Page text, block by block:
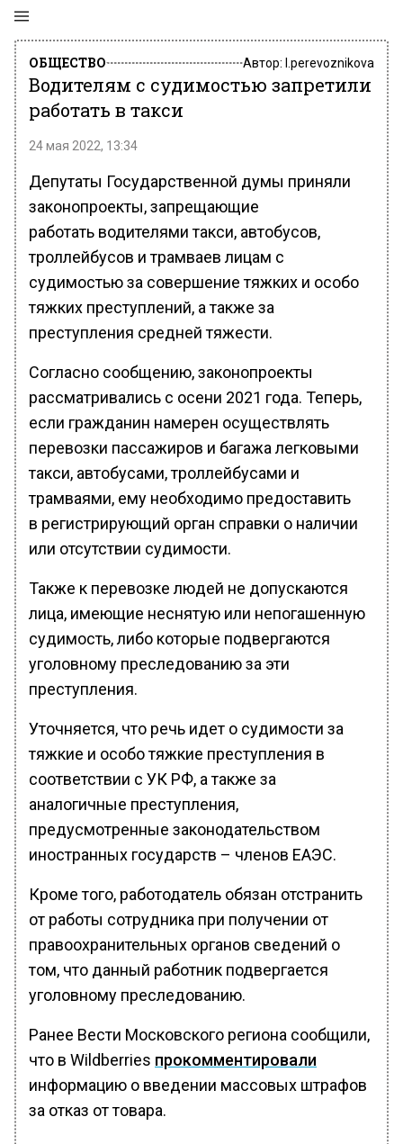
ОБЩЕСТВО Автор: l.perevoznikova
Водителям с судимостью запретили
работать в такси
24 мая 2022, 13:34
Депутаты Государственной думы приняли
законопроекты, запрещающие
работать водителями такси, автобусов,
троллейбусов и трамваев лицам с
судимостью за совершение тяжких и особо
тяжких преступлений, а также за
преступления средней тяжести.
Согласно сообщению, законопроекты
рассматривались с осени 2021 года. Теперь,
если гражданин намерен осуществлять
перевозки пассажиров и багажа легковыми
такси, автобусами, троллейбусами и
трамваями, ему необходимо предоставить
в регистрирующий орган справки о наличии
или отсутствии судимости.
Также к перевозке людей не допускаются
лица, имеющие неснятую или непогашенную
судимость, либо которые подвергаются
уголовному преследованию за эти
преступления.
Уточняется, что речь идет о судимости за
тяжкие и особо тяжкие преступления в
соответствии с УК РФ, а также за
аналогичные преступления,
предусмотренные законодательством
иностранных государств – членов ЕАЭС.
Кроме того, работодатель обязан отстранить
от работы сотрудника при получении от
правоохранительных органов сведений о
том, что данный работник подвергается
уголовному преследованию.
Ранее Вести Московского региона сообщили,
что в Wildberries прокомментировали
информацию о введении массовых штрафов
за отказ от товара.